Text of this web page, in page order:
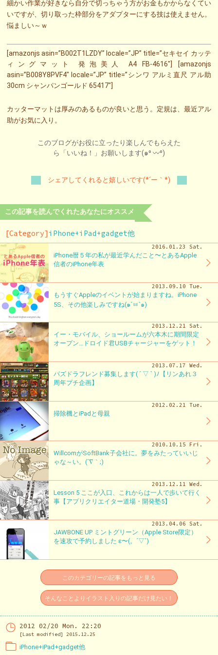
細かい作業が好きなら自分で切っちゃう方がお金もかからなくてい
いですが、切り取った枠部分をアダプターにする技は使えません。
悩ましい～ｗ
[amazonjs asin=”B002T1LZDY” locale=”JP” title=”セキセイ カッテ
ィングマット 発泡美人 A4 FB-4616″] [amazonjs
asin=”B008Y8PVF4″ locale=”JP” title=”シンワ アルミ直尺 アル助
30cm シャンパンゴールド 65417″]
カッターマットは厚みのあるものが良いと思う。定規は、最近アル
助がお気に入り。
このブログがお役に立ったり楽しんでもらえた
ら「いいね！」お願いします(๑⁰ 〰⁰)
シェアしてくれると嬉しいです(*´ー｀*)
この記事を読んでくれたあなたにオススメ
[Category]iPhone+iPad+gadget他
2016.01.23 Sat.
iPhone暦５年の私が最近学んだこと〜とあるApple
信者のiPhone年表
2013.09.10 Tue.
もうすぐAppleのイベントが始まりますね。iPhone
5S、その他楽しみですね(๑´ㅂ`๑)
2013.12.21 Sat.
イー・モバイル、ショールームが六本木に期間限定
オープン…ドロイド君USBチャージャーをゲット！
2013.07.17 Wed.
パズドラフレンド募集します( ´ ▽ ` )ﾉ【リンあれ３
周年プチ企画】
2012.02.21 Tue.
掃除機とiPadと母親
2010.10.15 Fri.
WillcomがSoftBank子会社に。夢をみたっていいじ
ゃな～い。(´∇｀;)
2013.12.11 Wed.
Lesson 5 ここが入口、これからは一人で歩いて行く
事【アプリクリエイター道場・開発塾5】
2013.04.06 Sat.
JAWBONE UP ミントグリーン（Apple Store限定）
を速攻で予約しました ε〜(。´▽`)
このカテゴリーの記事をもっと見る
そんなことよりイラスト入りの記事だけ見たい！
2012 02/20 Mon. 22:20
[Last modified] 2015.12.25
iPhone+iPad+gadget他